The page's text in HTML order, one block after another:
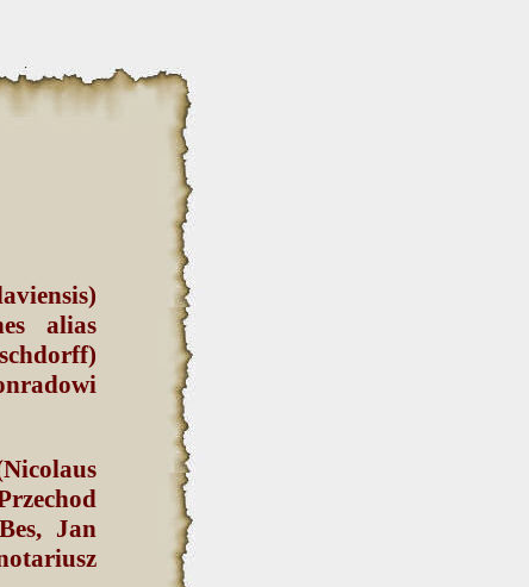
alias
Jan